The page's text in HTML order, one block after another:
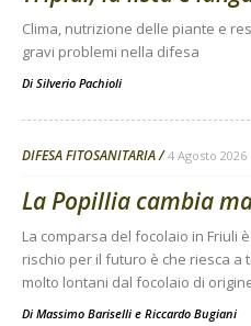
Clima, nutrizione delle piante e
gravi problemi nella difesa
Di Silverio Pachioli
DIFESA FITOSANITARIA 4 Agosto 2026
La Popillia cambia
La comparsa del focolaio in Friuli
rischio per il futuro è che riesca
molto lontani dal focolaio di
Di Massimo Bariselli e Riccardo Bugiani